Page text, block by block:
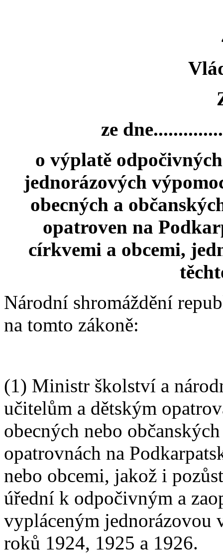
ze
o výplatě
jednorázových
obecných a
opatroven na
církvemi a obcemi,
Národní shromáždění
na tomto zákoně:
(1) Ministr školství a
učitelům a dětským
obecných nebo
opatrovnách na
nebo obcemi, jakož i
úřední k odpočivným a
vypláceným jednorázovou
roků 1924, 1925 a 1926.